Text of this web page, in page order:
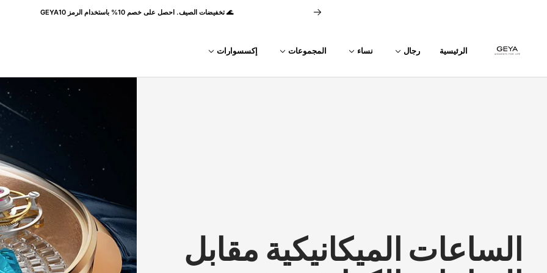
السابق 🌊 تخفيضات الصيف. احصل على خصم 10% باستخدام الرمز GEYA10
الرئيسية رجال نساء المجموعات إكسسوارات
الساعات الميكانيكية مقابل